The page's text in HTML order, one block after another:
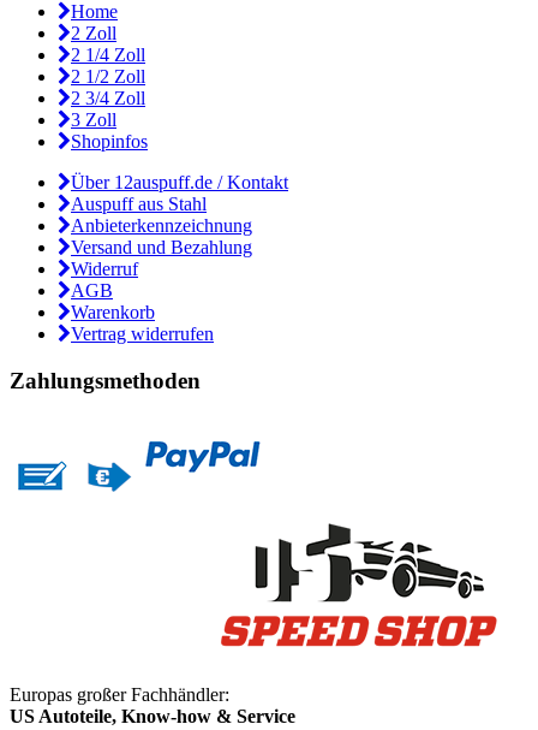
Home
2 Zoll
2 1/4 Zoll
2 1/2 Zoll
2 3/4 Zoll
3 Zoll
Shopinfos
Über 12auspuff.de / Kontakt
Auspuff aus Stahl
Anbieterkennzeichnung
Versand und Bezahlung
Widerruf
AGB
Warenkorb
Vertrag widerrufen
Zahlungsmethoden
Europas großer Fachhändler:
US Autoteile, Know-how & Service